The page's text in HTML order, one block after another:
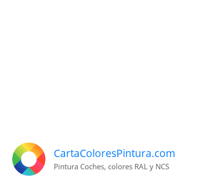
CartaColoresPintura.com
Pintura Coches, colores RAL y NCS